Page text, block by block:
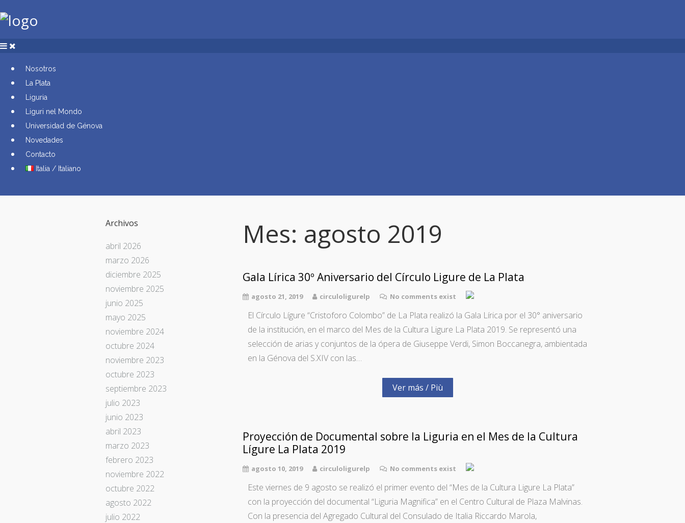
Nosotros
La Plata
Liguria
Liguri nel Mondo
Universidad de Génova
Novedades
Contacto
Italia / Italiano
Archivos
abril 2026
marzo 2026
diciembre 2025
noviembre 2025
junio 2025
mayo 2025
noviembre 2024
octubre 2024
noviembre 2023
octubre 2023
septiembre 2023
julio 2023
junio 2023
abril 2023
marzo 2023
febrero 2023
noviembre 2022
octubre 2022
agosto 2022
julio 2022
Mes: agosto 2019
Gala Lírica 30º Aniversario del Círculo Ligure de La Plata
agosto 21, 2019 circuloligurelp No comments exist
El Círculo Lígure “Cristoforo Colombo” de La Plata realizó la Gala Lírica por el 30° aniversario
de la institución, en el marco del Mes de la Cultura Ligure La Plata 2019. Se representó una
selección de arias y conjuntos de la ópera de Giuseppe Verdi, Simon Boccanegra, ambientada
en la Génova del S.XIV con las…
Ver más / Più
Proyección de Documental sobre la Liguria en el Mes de la Cultura
Lígure La Plata 2019
agosto 10, 2019 circuloligurelp No comments exist
Este viernes de 9 agosto se realizó el primer evento del “Mes de la Cultura Ligure La Plata”
con la proyección del documental “Liguria Magnifica” en el Centro Cultural de Plaza Malvinas.
Con la presencia del Agregado Cultural del Consulado de Italia Riccardo Marola,